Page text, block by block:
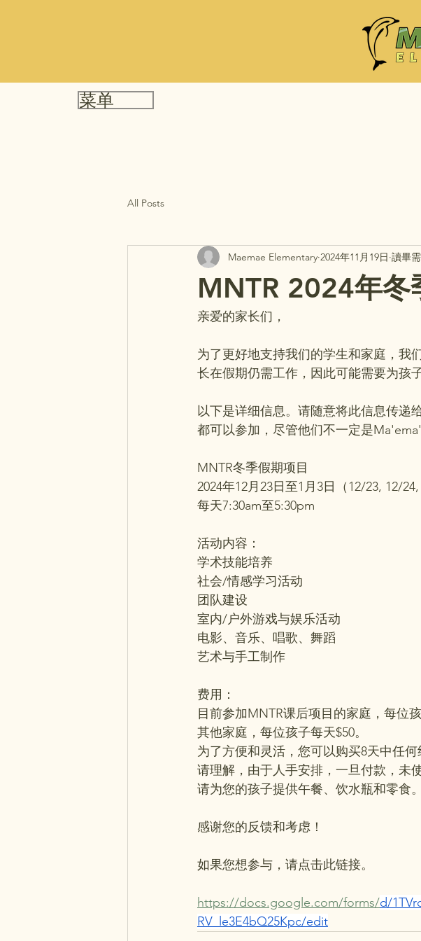
菜单
All Posts
MNTR 2024年冬
Maemae Elementary 2024年11月19日 讀畢
亲爱的家长们，
为了更好地支持我们的学生和家庭，我
长在假期仍需工作，因此可能需要为孩
以下是详细信息。请随意将此信息传递
都可以参加，尽管他们不一定是
MNTR冬季假期项目
2024年12月23日至1月3日（12/23, 12/
每天7:30am至5:30pm
活动内容：
学术技能培养
社会/情感学习活动
团队建设
室内/户外游戏与娱乐活动
电影、音乐、唱歌、舞蹈
艺术与手工制作
费用：
目前参加MNTR课后项目的家庭，每位孩
其他家庭，每位孩子每天$50。
为了方便和灵活，您可以购买8天中任何
请理解，由于人手安排，一旦付款，未
请为您的孩子提供午餐、饮水瓶和零食。
感谢您的反馈和考虑！
如果您想参与，请点击此链接。
https://docs.google.com/forms/d/
RV_le3E4bQ25Kpc/edit